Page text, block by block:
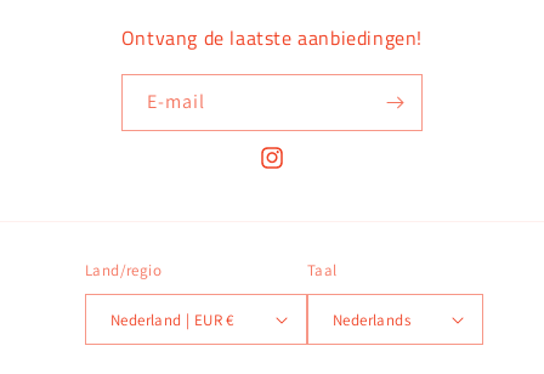
Ontvang de laatste aanbiedingen!
E‑mail
Instagram
Land/regio
Nederland | EUR €
Taal
Nederlands